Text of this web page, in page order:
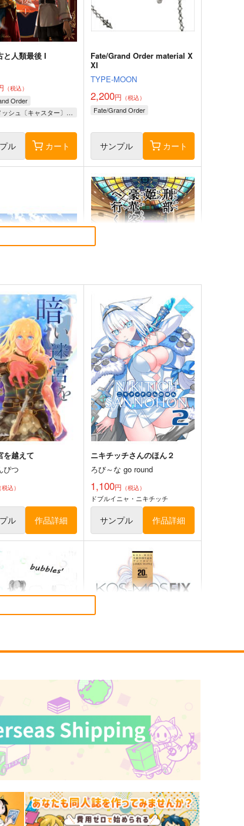
と人類最後 I
（税込）
Order
ギルガメッシュ〔キャスター〕×ぐだ子
ル カート
Fate/Grand Order material X
XI
TYPE-MOON
2,200円 （税込）
Fate/Grand Order
サンプル カート
訣
込）
Order
斎藤一
ル カート
刑部姫 豪華客船へ行く
んじゃめな本舗
605円（税込）
Fate/Grand Order
刑部姫
蘆屋道満
サンプル カート
本2
（税込）
カート
LACKGAKIBOX2025
3,144円（税込）
サンプル
を越えて
ぴつ
（税込）
ル 作品詳細
ニキチッチさんのほん２
ろび～な go round
1,100円 （税込）
ドブルイニャ・ニキチッチ
サンプル 作品詳細
税込）
ル
チョコレート・ショップ
1,870円（税込）
作品詳細